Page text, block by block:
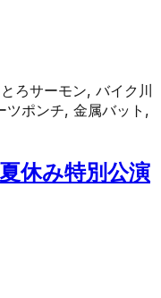
ろサーモン, バイク川
ツポンチ, 金属バット,
休み特別公演